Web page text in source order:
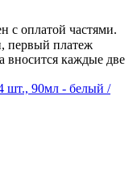
с оплатой частями.
первый платеж
вносится каждые две
шт., 90мл - белый /